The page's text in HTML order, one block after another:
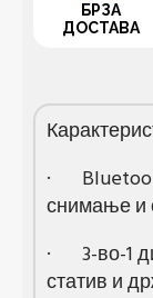
БРЗА
ДОСТАВА
·
снимање и
· 3-во-1
статив и